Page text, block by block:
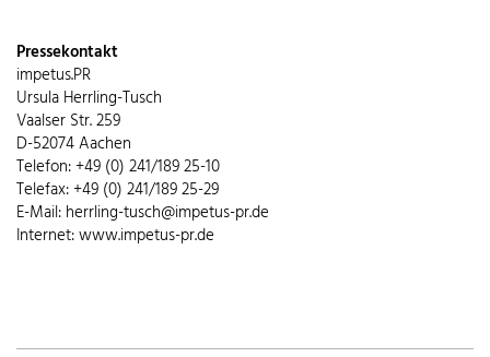
Pressekontakt
impetus.PR
Ursula Herrling-Tusch
Vaalser Str. 259
D-52074 Aachen
Telefon: +49 (0) 241/189 25-10
Telefax: +49 (0) 241/189 25-29
E-Mail: herrling-tusch@impetus-pr.de
Internet: www.impetus-pr.de